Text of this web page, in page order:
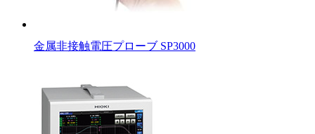
金属非接触電圧プローブ SP3000